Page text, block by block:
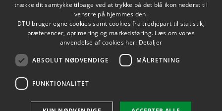
INSTAGRAM
LINKEDIN
YOUTUBE
ENGLISH
trække dit samtykke tilbage ved at trykke på det blå ikon nederst til
venstre på hjemmesiden.
DTU bruger egne cookies samt cookies fra tredjepart til statistik,
præferencer, optimering og markedsføring. Læs om vores
anvendelse af cookies her: Detaljer
ABSOLUT NØDVENDIGE MÅLRETNING
FUNKTIONALITET